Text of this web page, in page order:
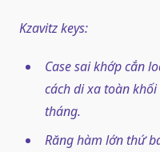
Kzavitz keys:
Case sai khớp cắn
cách di xa toàn
tháng.
Răng hàm lớn thứ